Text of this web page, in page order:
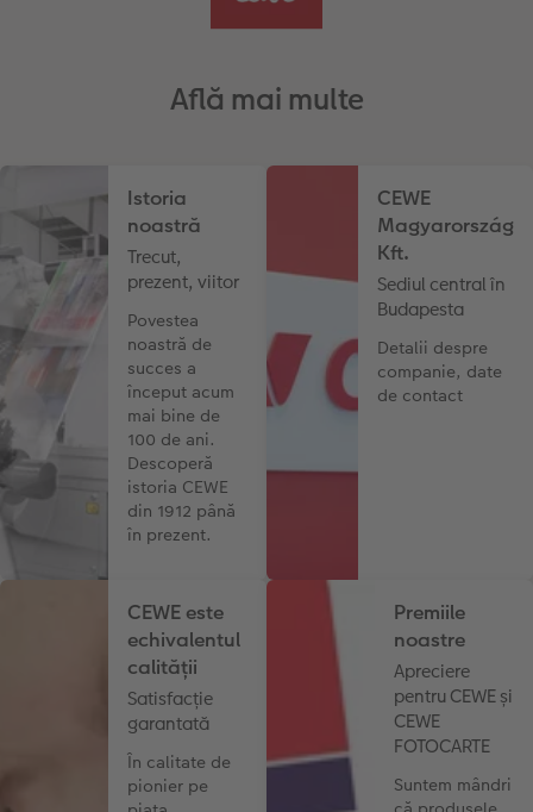
Află mai multe
Istoria
noastră
Trecut,
prezent, viitor
Povestea
noastră de
succes a
început acum
mai bine de
100 de ani.
Descoperă
istoria CEWE
din 1912 până
în prezent.
CEWE
Magyarország
Kft.
Sediul central în
Budapesta
Detalii despre
companie, date
de contact
CEWE este
echivalentul
calității
Satisfacție
garantată
În calitate de
pionier pe
Premiile
noastre
Apreciere
pentru CEWE și
CEWE
FOTOCARTE
Suntem mândri